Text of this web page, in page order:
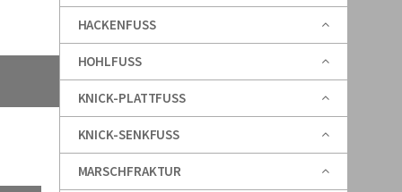
HACKENFUSS
HOHLFUSS
KNICK-PLATTFUSS
KNICK-SENKFUSS
MARSCHFRAKTUR